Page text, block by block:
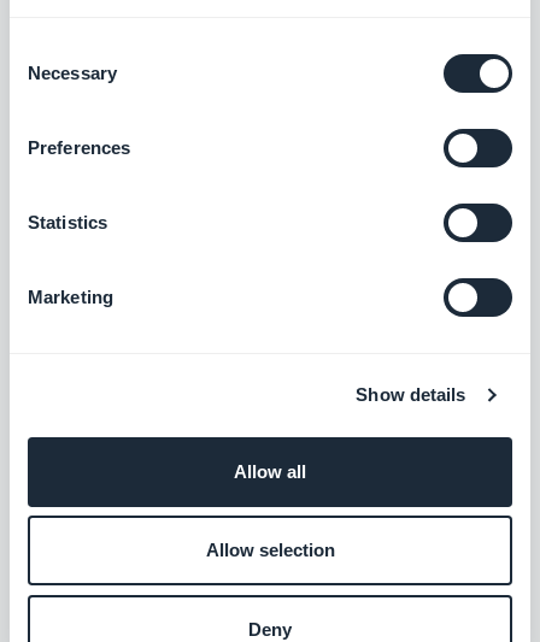
Selection
Necessary
Preferences
Statistics
Marketing
Show details
Allow all
Allow selection
Deny
Affidatevi a una contabilità intelligente
Organizzate le vostre attività quotidiane